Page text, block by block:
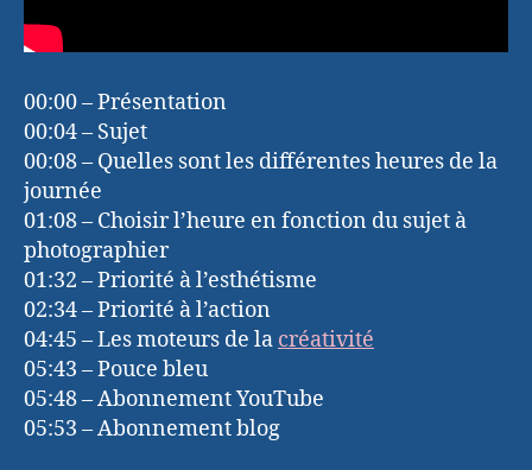
00:00 – Présentation
00:04 – Sujet
00:08 – Quelles sont les différentes heures de la
journée
01:08 – Choisir l’heure en fonction du sujet à
photographier
01:32 – Priorité à l’esthétisme
02:34 – Priorité à l’action
04:45 – Les moteurs de la créativité
05:43 – Pouce bleu
05:48 – Abonnement YouTube
05:53 – Abonnement blog